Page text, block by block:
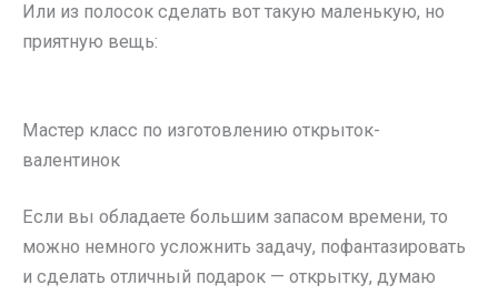
Или из полосок сделать вот такую маленькую, но
приятную вещь:
Мастер класс по изготовлению открыток-
валентинок
Если вы обладаете большим запасом времени, то
можно немного усложнить задачу, пофантазировать
и сделать отличный подарок — открытку, думаю